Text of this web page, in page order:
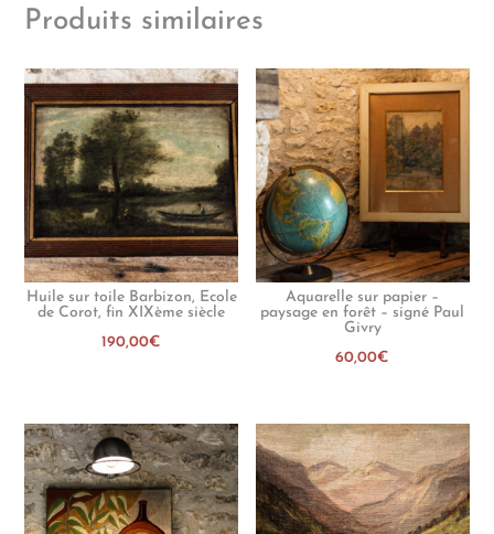
Produits similaires
Huile sur toile Barbizon, Ecole
de Corot, fin XIXème siècle
190,00€
Aquarelle sur papier –
paysage en forêt – signé Paul
Givry
60,00€